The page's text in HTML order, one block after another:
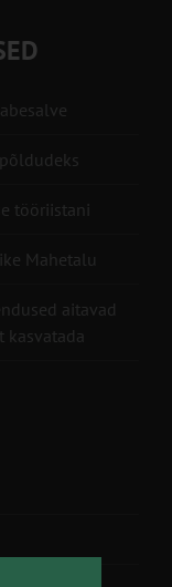
tööriistani
Mahetalu
aitavad